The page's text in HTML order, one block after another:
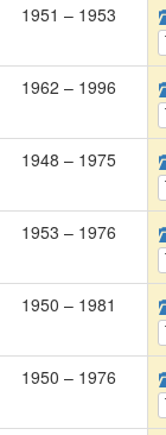
1951 – 1953
1962 – 1996
1948 – 1975
1953 – 1976
1950 – 1981
1950 – 1976